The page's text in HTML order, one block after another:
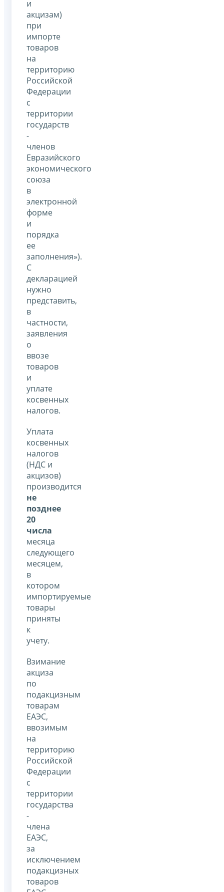
и
акцизам)
при
импорте
товаров
на
территорию
Российской
Федерации
с
территории
государств
-
членов
Евразийского
экономического
союза
в
электронной
форме
и
порядка
ее
заполнения»).
С
декларацией
нужно
представить,
в
частности,
заявления
о
ввозе
товаров
и
уплате
косвенных
налогов.
Уплата
косвенных
налогов
(НДС и
акцизов)
производится
не
позднее
20
числа
месяца
следующего
месяцем,
в
котором
импортируемые
товары
приняты
к
учету.
Взимание
акциза
по
подакцизным
товарам
ЕАЭС,
ввозимым
на
территорию
Российской
Федерации
с
территории
государства
-
члена
ЕАЭС,
за
исключением
подакцизных
товаров